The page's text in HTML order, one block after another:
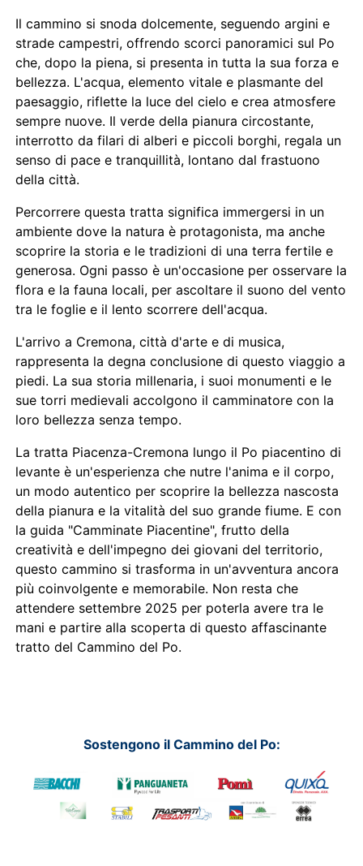
Il cammino si snoda dolcemente, seguendo argini e
strade campestri, offrendo scorci panoramici sul Po
che, dopo la piena, si presenta in tutta la sua forza e
bellezza. L'acqua, elemento vitale e plasmante del
paesaggio, riflette la luce del cielo e crea atmosfere
sempre nuove. Il verde della pianura circostante,
interrotto da filari di alberi e piccoli borghi, regala un
senso di pace e tranquillità, lontano dal frastuono
della città.
Percorrere questa tratta significa immergersi in un
ambiente dove la natura è protagonista, ma anche
scoprire la storia e le tradizioni di una terra fertile e
generosa. Ogni passo è un'occasione per osservare la
flora e la fauna locali, per ascoltare il suono del vento
tra le foglie e il lento scorrere dell'acqua.
L'arrivo a Cremona, città d'arte e di musica,
rappresenta la degna conclusione di questo viaggio a
piedi. La sua storia millenaria, i suoi monumenti e le
sue torri medievali accolgono il camminatore con la
loro bellezza senza tempo.
La tratta Piacenza-Cremona lungo il Po piacentino di
levante è un'esperienza che nutre l'anima e il corpo,
un modo autentico per scoprire la bellezza nascosta
della pianura e la vitalità del suo grande fiume. E con
la guida "Camminate Piacentine", frutto della
creatività e dell'impegno dei giovani del territorio,
questo cammino si trasforma in un'avventura ancora
più coinvolgente e memorabile. Non resta che
attendere settembre 2025 per poterla avere tra le
mani e partire alla scoperta di questo affascinante
tratto del Cammino del Po.
Sostengono il Cammino del Po: